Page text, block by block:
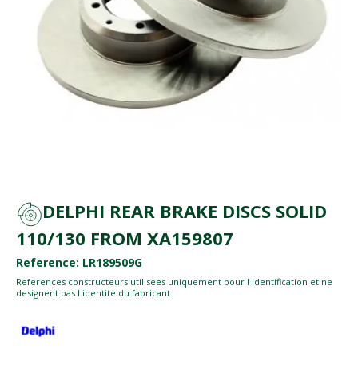
DELPHI REAR BRAKE DISCS SOLID
110/130 FROM XA159807
Reference: LR189509G
References constructeurs utilisees uniquement pour l identification et ne
designent pas l identite du fabricant.